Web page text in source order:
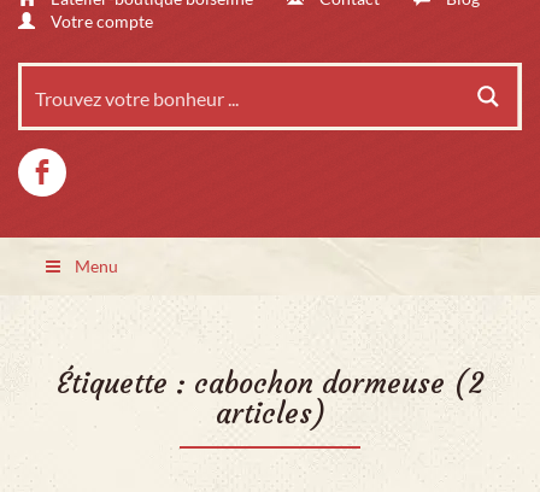
Votre compte
Menu
Étiquette : cabochon dormeuse (2
articles)